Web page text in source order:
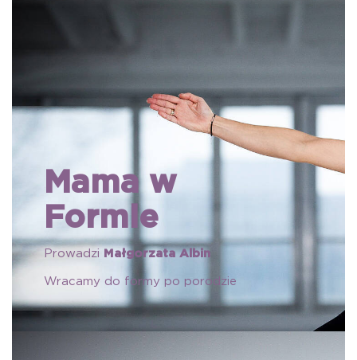
Mama w
Formie
Prowadzi Małgorzata Albin
Wracamy do formy po porodzie